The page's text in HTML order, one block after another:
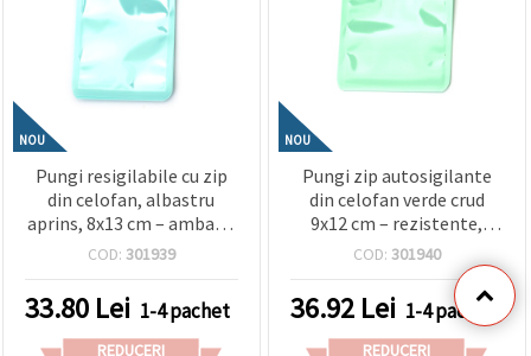
NOU
Pungi resigilabile cu zip
din celofan, albastru
aprins, 8x13 cm – ambalaj
rezistent, stilat și
bucăți
COD: 301939
33.80 Lei 1-4 pachet
REDUCERI
NOU
Pungi zip autosigilante
din celofan verde crud
9x12 cm – rezistente,
reutilizabile, pentru
ambalare atrăgătoare,
set de 100
COD: 301940
36.92 Lei 1-4 pachet
REDUCERI